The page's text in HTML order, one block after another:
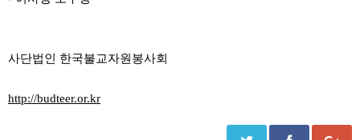
사단법인 한국불교자원봉사회
http://budteer.or.kr